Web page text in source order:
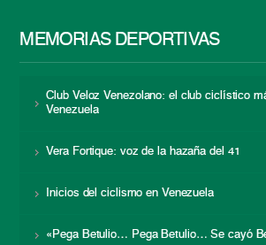
MEMORIAS DEPORTIVAS
Club Veloz Venezolano: el club ciclístico
Venezuela
Vera Fortique: voz de la hazaña del 41
Inicios del ciclismo en Venezuela
«Pega Betulio… Pega Betulio… Se cayó